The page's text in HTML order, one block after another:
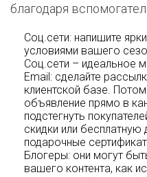
благодаря
Соц.сети: напишите
условиями вашего
Соц.сети – идеальное
Email: сделайте
клиентской базе.
объявление прямо в
подстегнуть
скидки или
подарочные
Блогеры: они могут
вашего контента, как